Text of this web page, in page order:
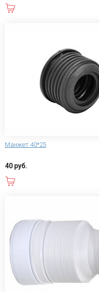
Манжет 40*25
40 руб.